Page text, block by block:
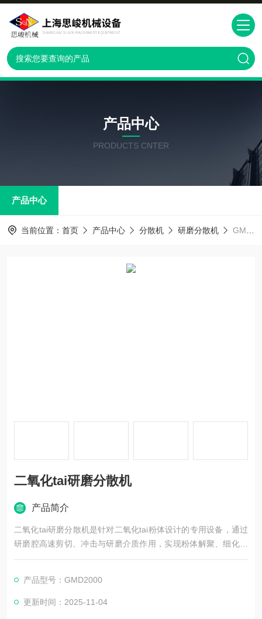
产品中心
PRODUCTS CNTER
产品中心
当前位置： 首页 产品中心 分散机 研磨分散机 GMD2000二氧化tai研磨分散机
二氧化tai研磨分散机
产品简介
二氧化tai研磨分散机是针对二氧化tai粉体设计的专用设备，通过
研磨腔高速剪切、冲击与研磨介质作用，实现粉体解聚、细化与
均匀分散。它能解决二氧化tai易团聚问题，提升其在涂料、塑料
势，满足不同行业对二氧化tai分散质量的要求。
产品型号：GMD2000
更新时间：2025-11-04